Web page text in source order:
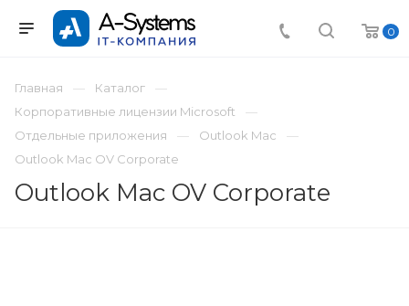
0
Главная
Каталог
Корпоративные лицензии Microsoft
Отдельные приложения
Outlook Mac
Outlook Mac OV Corporate
Outlook Mac OV Corporate